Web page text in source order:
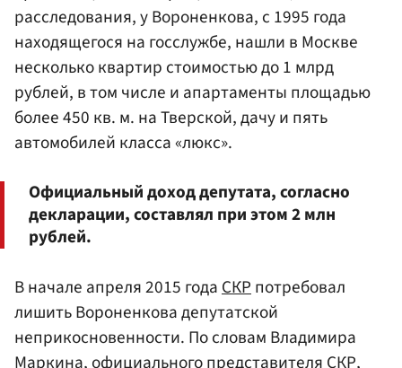
расследования, у Вороненкова, с 1995 года
находящегося на госслужбе, нашли в Москве
несколько квартир стоимостью до 1 млрд
рублей, в том числе и апартаменты площадью
более 450 кв. м. на Тверской, дачу и пять
автомобилей класса «люкс».
Официальный доход депутата, согласно
декларации, составлял при этом 2 млн
рублей.
В начале апреля 2015 годаСКРпотребовал
лишить Вороненкова депутатской
неприкосновенности. По словам Владимира
Маркина, официального представителя СКР,